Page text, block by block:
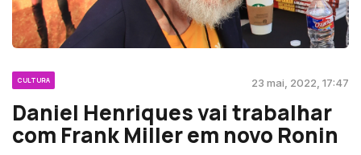
CULTURA 23 mai, 2022, 17:47
Daniel Henriques vai trabalhar
com Frank Miller em novo Ronin